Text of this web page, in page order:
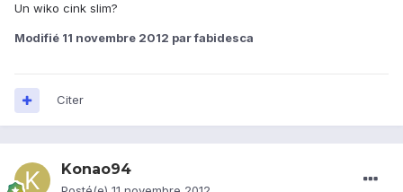
Un wiko cink slim?
Modifié 11 novembre 2012 par fabidesca
Citer
Konao94